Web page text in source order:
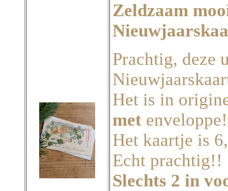
Zeldzaam
Prachtig, deze
Het is in
met enveloppe!
Het kaartje is
Echt prachtig!!
Slechts 2 in